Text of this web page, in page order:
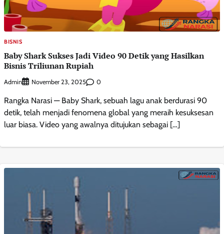
BISNIS
Baby Shark Sukses Jadi Video 90 Detik yang Hasilkan
Bisnis Triliunan Rupiah
Admin November 23, 2025 0
Rangka Narasi — Baby Shark, sebuah lagu anak berdurasi 90
detik, telah menjadi fenomena global yang meraih kesuksesan
luar biasa. Video yang awalnya ditujukan sebagai […]